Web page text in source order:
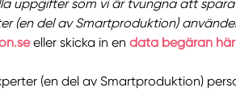
uppgifter som vi är tvungna att spara
(en del av Smartproduktion)
eller skicka in en data begäran här
(en del av Smartproduktion)